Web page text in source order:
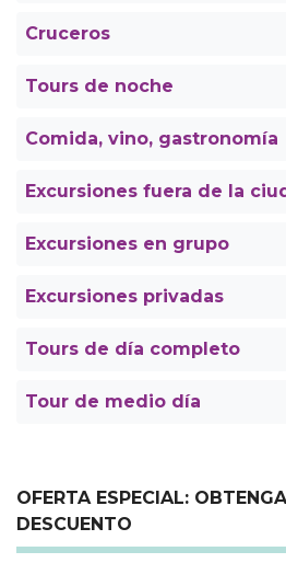
Cruceros
Tours de noche
Comida, vino, gastronomía
Excursiones fuera de la
Excursiones en grupo
Excursiones privadas
Tours de día completo
Tour de medio día
OFERTA ESPECIAL:
DESCUENTO